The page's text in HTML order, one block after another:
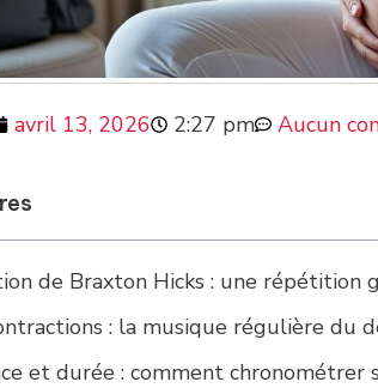
avril 13, 2026 2:27 pm Aucun
de Braxton Hicks : une répétition
: la musique régulière du
et durée : comment chronométrer